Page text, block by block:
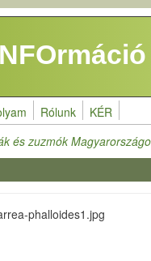
Rólunk KÉR
és zuzmók
phalloides1.jpg